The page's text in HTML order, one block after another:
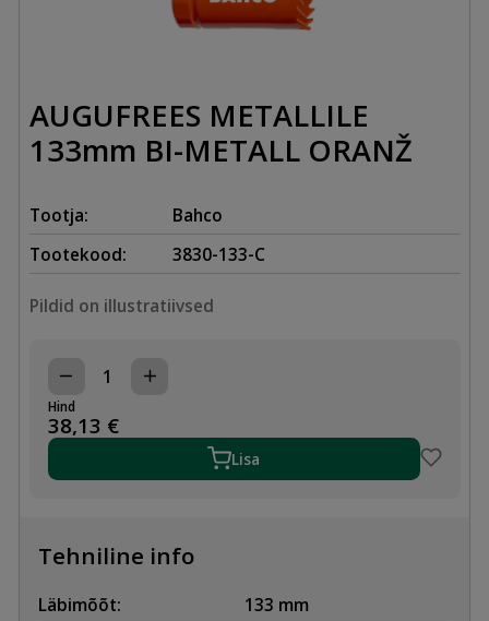
AUGUFREES METALLILE
133mm BI-METALL ORANŽ
Tootja:
Bahco
Tootekood:
3830-133-C
Pildid on illustratiivsed
AUGUFREES
METALLILE
133mm
BI-
ORANŽ
Hind
38,13 €
Lisa
Tehniline info
Läbimõõt:
133 mm